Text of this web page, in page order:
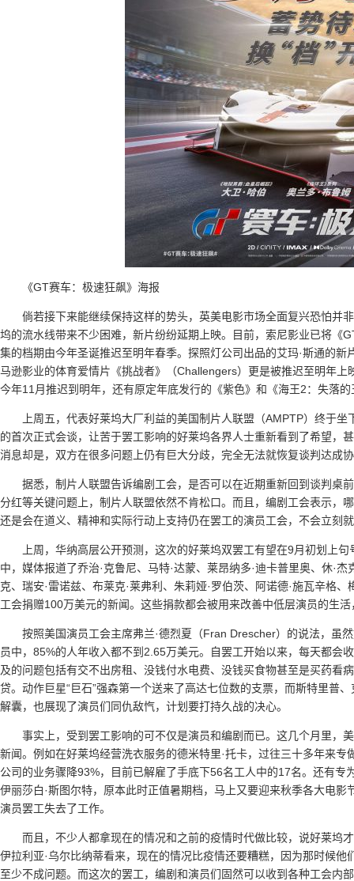
《GT赛车：极速狂飙》海报
倘若接下来能继续保持这样的势头，英美电影市场全面复兴恐怕并
坞的流水线带来不少困难，新片纷纷延期上映。目前，索尼影业已将《
集的档期由今年圣诞推迟至明年春季。探照灯公司出品的艾玛·斯通的
马逊影业的体育爱情片《挑战者》（Challengers）更是被推迟至明年
今年11月推迟到明年，还有原定年底发行的《紫色》和《海王2：失落
上周五，代表好莱坞大厂利益的美国制片人联盟（AMPTP）终于
的首次正式会谈，让苦于罢工影响的好莱坞各界人士重新看到了希望，
消息却是，双方在很多问题上仍有巨大分歧，完全无法就恢复谈判达成
据悉，制片人联盟告诉编剧工会，是否可以在近期重新回到谈判桌
分红等关键问题上，制片人联盟依然不肯松口。而且，编剧工会表示，
还是会在道义、精神和实际行动上支持仍在罢工的演员工会，不会立刻
上周，华纳高层公开预测，这次的好莱坞双罢工有望在9月初划上
中，媒体报道了乔治·克鲁尼、马特·达蒙、莱昂纳多·迪卡普里奥、休·
克、瑞安·雷诺兹、布莱克·莱弗利、朱莉娅·罗伯茨、阿诺德·施瓦辛格
工会捐赠100万美元的新闻。这些捐款都会被用来改善中低层演员的生
按照美国演员工会主席弗兰·德烈夏（Fran Drescher）的说法，虽
员中，85%的人年收入都不到2.65万美元。自罢工开始以来，每天都会
及的问题包括有交不出房租、没钱付水电费、没钱买食物甚至是买药看
贷。动作巨星“巨石”强森第一个送来了高达七位数的支票，而斯特里普
解囊，也展现了演员们同仇敌忾，计划要打持久战的决心。
事实上，受到罢工影响的可不仅是演员和编剧而已。这几个月里，
新闻。例如在好莱坞经营洗衣服务的德米特里·托卡，过往三十多年来
公司的业务骤降93%，目前已解雇了手底下56名工人中的17名。还有
伊丽莎白·斯图尔特，原本此时正值暑期档，马上又要迎来秋季各大电
演员罢工失去了工作。
而且，不少人都拿现在的情况和之前的疫情时代做比较，说好莱坞
伊拉利亚·乌尔比纳蒂看来，现在的情况比疫情还要糟糕，因为那时候
至少不成问题。而这次的罢工，编剧和演员们固然可以收到各种工会内